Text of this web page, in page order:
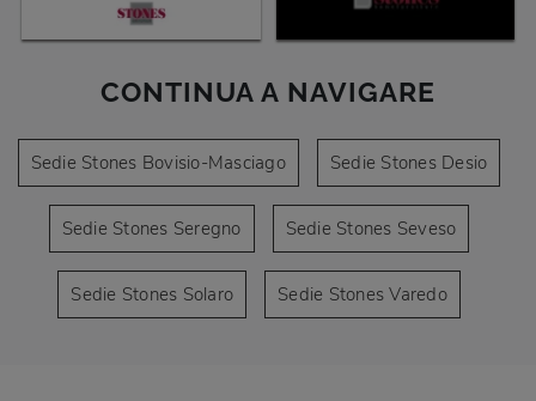
CONTINUA A NAVIGARE
Sedie Stones Bovisio-Masciago Sedie Stones Desio
Sedie Stones Seregno Sedie Stones Seveso
Sedie Stones Solaro Sedie Stones Varedo